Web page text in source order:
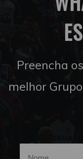
Preencha
melhor